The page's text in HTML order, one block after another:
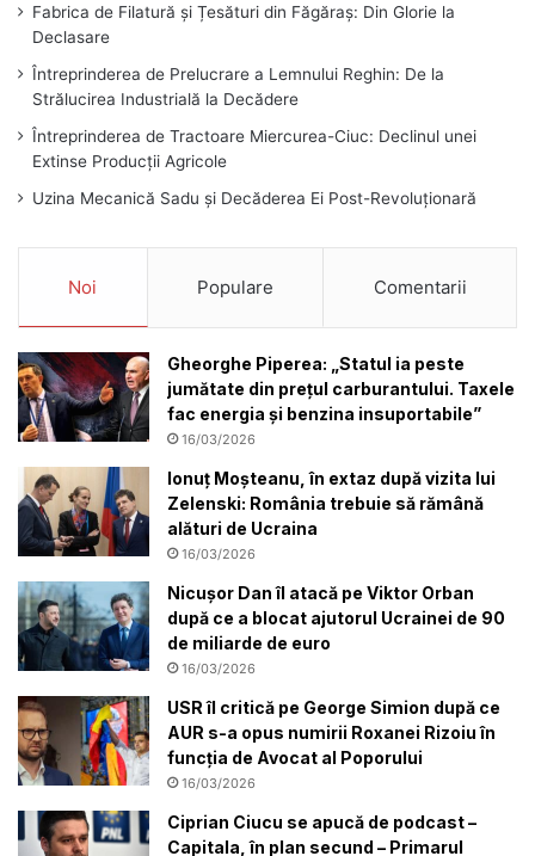
Fabrica de Filatură și Țesături din Făgăraș: Din Glorie la
Declasare
Întreprinderea de Prelucrare a Lemnului Reghin: De la
Strălucirea Industrială la Decădere
Întreprinderea de Tractoare Miercurea-Ciuc: Declinul unei
Extinse Producții Agricole
Uzina Mecanică Sadu și Decăderea Ei Post-Revoluționară
Noi Populare Comentarii
Gheorghe Piperea: „Statul ia peste
jumătate din prețul carburantului. Taxele
fac energia și benzina insuportabile”
16/03/2026
Ionuț Moșteanu, în extaz după vizita lui
Zelenski: România trebuie să rămână
alături de Ucraina
16/03/2026
Nicușor Dan îl atacă pe Viktor Orban
după ce a blocat ajutorul Ucrainei de 90
de miliarde de euro
16/03/2026
USR îl critică pe George Simion după ce
AUR s-a opus numirii Roxanei Rizoiu în
funcția de Avocat al Poporului
16/03/2026
Ciprian Ciucu se apucă de podcast –
Capitala, în plan secund – Primarul